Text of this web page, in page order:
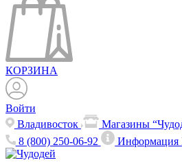
КОРЗИНА
Войти
Владивосток
Магазины
8 (800) 250-06-92
Информация